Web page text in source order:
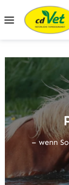
Zum Hauptinhalt
Slider
– wenn